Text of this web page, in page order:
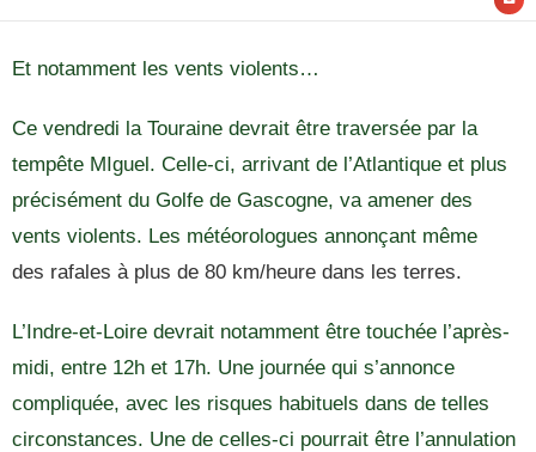
Et notamment les vents violents…
Ce vendredi la Touraine devrait être traversée par la
tempête MIguel. Celle-ci, arrivant de l’Atlantique et plus
précisément du Golfe de Gascogne, va amener des
vents violents. Les météorologues annonçant même
des rafales à plus de 80 km/heure dans les terres.
L’Indre-et-Loire devrait notamment être touchée l’après-
midi, entre 12h et 17h. Une journée qui s’annonce
compliquée, avec les risques habituels dans de telles
circonstances. Une de celles-ci pourrait être l’annulation